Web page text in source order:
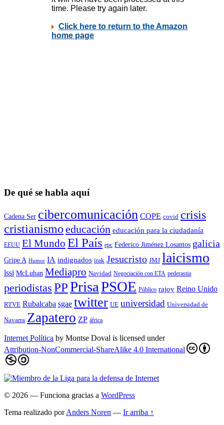
De qué se habla aquí
Cadena Ser cibercomunicación COPE covid crisis
cristianismo educación educación para la ciudadaní­a
EEUU El Mundo El País epc Federico Jiménez Losantos galicia
Gripe A Humor IA indignados irak Jesucristo JMJ laicismo
lssi McLuhan Mediapro Navidad Negociación con ETA pederastia
periodistas PPPrisaPSOE Público rajoy Reino Unido
RTVE Rubalcaba sgae twitter UE universidad Universidad de
Navarra Zapatero ZP áfrica
Internet Política by Montse Doval is licensed under
Attribution-NonCommercial-ShareAlike 4.0 International
© 2026 — Funciona gracias a WordPress
Tema realizado porAnders Noren — Ir arriba ↑